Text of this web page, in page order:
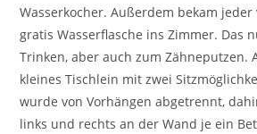
Wasserkocher. Außerdem bekam
gratis Wasserflasche ins Zimmer. Das
Trinken, aber auch zum Zähneputzen.
kleines Tischlein mit zwei
wurde von Vorhängen abgetrennt,
links und rechts an der Wand je ein